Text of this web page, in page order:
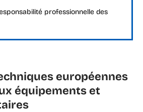
professionnelle des
européennes
équipements et